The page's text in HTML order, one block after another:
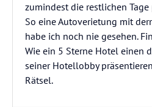
zumindest die restlichen
So eine Autoverietung mit
habe ich noch nie gesehen.
Wie ein 5 Sterne Hotel einen
seiner Hotellobby
Rätsel.